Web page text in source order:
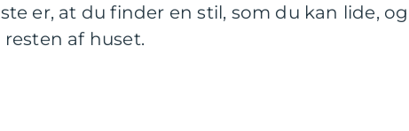
er, at du finder en stil, som du kan lide, og
af huset.